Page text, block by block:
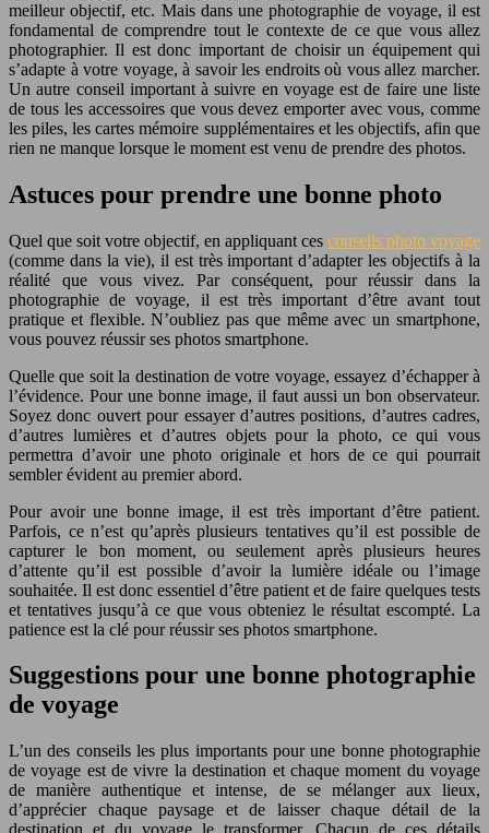
meilleur objectif, etc. Mais dans une photographie de voyage, il est
fondamental de comprendre tout le contexte de ce que vous allez
photographier. Il est donc important de choisir un équipement qui
s’adapte à votre voyage, à savoir les endroits où vous allez marcher.
Un autre conseil important à suivre en voyage est de faire une liste
de tous les accessoires que vous devez emporter avec vous, comme
les piles, les cartes mémoire supplémentaires et les objectifs, afin que
rien ne manque lorsque le moment est venu de prendre des photos.
Astuces pour prendre une bonne photo
Quel que soit votre objectif, en appliquant ces conseils photo voyage
(comme dans la vie), il est très important d’adapter les objectifs à la
réalité que vous vivez. Par conséquent, pour réussir dans la
photographie de voyage, il est très important d’être avant tout
pratique et flexible. N’oubliez pas que même avec un smartphone,
vous pouvez réussir ses photos smartphone.
Quelle que soit la destination de votre voyage, essayez d’échapper à
l’évidence. Pour une bonne image, il faut aussi un bon observateur.
Soyez donc ouvert pour essayer d’autres positions, d’autres cadres,
d’autres lumières et d’autres objets pour la photo, ce qui vous
permettra d’avoir une photo originale et hors de ce qui pourrait
sembler évident au premier abord.
Pour avoir une bonne image, il est très important d’être patient.
Parfois, ce n’est qu’après plusieurs tentatives qu’il est possible de
capturer le bon moment, ou seulement après plusieurs heures
d’attente qu’il est possible d’avoir la lumière idéale ou l’image
souhaitée. Il est donc essentiel d’être patient et de faire quelques tests
et tentatives jusqu’à ce que vous obteniez le résultat escompté. La
patience est la clé pour réussir ses photos smartphone.
Suggestions pour une bonne photographie
de voyage
L’un des conseils les plus importants pour une bonne photographie
de voyage est de vivre la destination et chaque moment du voyage
de manière authentique et intense, de se mélanger aux lieux,
d’apprécier chaque paysage et de laisser chaque détail de la